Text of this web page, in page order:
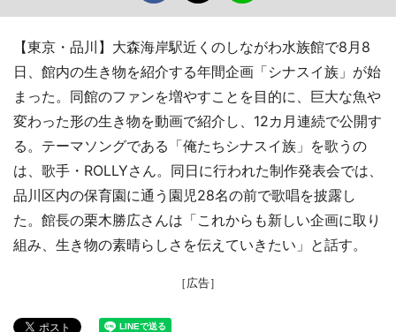
【東京・品川】大森海岸駅近くのしながわ水族館で8月8
日、館内の生き物を紹介する年間企画「シナスイ族」が始
まった。同館のファンを増やすことを目的に、巨大な魚や
変わった形の生き物を動画で紹介し、12カ月連続で公開す
る。テーマソングである「俺たちシナスイ族」を歌うの
は、歌手・ROLLYさん。同日に行われた制作発表会では、
品川区内の保育園に通う園児28名の前で歌唱を披露し
た。館長の栗木勝広さんは「これからも新しい企画に取り
組み、生き物の素晴らしさを伝えていきたい」と話す。
［広告］